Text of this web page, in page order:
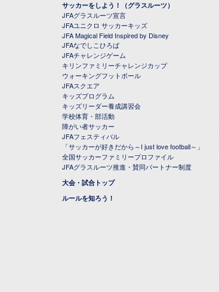
サッカーをしよう！（グラスルーツ）
JFAグラスルーツ宣言
JFAユニクロ サッカーキッズ
JFA Magical Field Inspired by Disney
JFAなでしこひろば
JFAチャレンジゲーム
キリンファミリーチャレンジカップ
ウォーキングフットボール
JFAスクエア
キッズプログラム
キッズリーダー養成講習会
学校体育・部活動
障がい者サッカー
JFAフェスティバル
「サッカーが好きだから～I just love football～」
全国サッカーファミリープロファイル
JFAグラスルーツ推進・賛同パートナー制度
大会・試合トップ
ルールを知ろう！